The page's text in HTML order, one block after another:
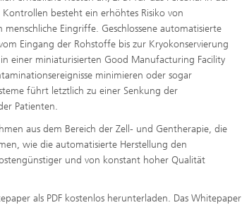
besteht ein erhöhtes Risiko von
Eingriffe. Geschlossene automatisierte
Eingang der Rohstoffe bis zur Kryokonservierung
einer miniaturisierten Good Manufacturing Facility
minimieren oder sogar
führt letztlich zu einer Senkung der
Patienten.
aus dem Bereich der Zell- und Gentherapie, die
wie die automatisierte Herstellung den
und von konstant hoher Qualität
als PDF kostenlos herunterladen. Das Whitepaper